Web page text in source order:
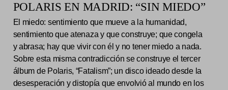
POLARIS EN MADRID: “SIN MIEDO”
El miedo: sentimiento que mueve a la humanidad,
sentimiento que atenaza y que construye; que congela
y abrasa; hay que vivir con él y no tener miedo a nada.
Sobre esta misma contradicción se construye el tercer
álbum de Polaris, “Fatalism”; un disco ideado desde la
desesperación y distopía que envolvió al mundo en los